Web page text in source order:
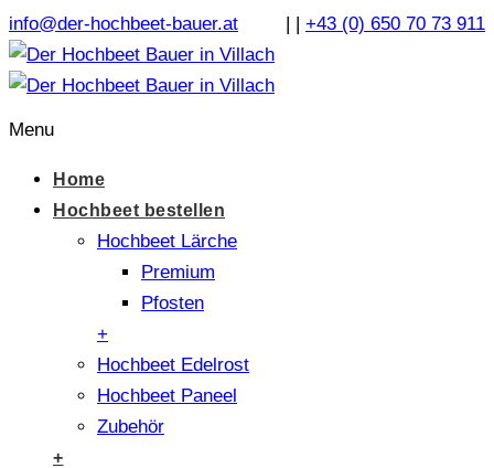
info@der-hochbeet-bauer.at | | +43 (0) 650 70 73 911
Menu
Home
Hochbeet bestellen
Hochbeet Lärche
Premium
Pfosten
+
Hochbeet Edelrost
Hochbeet Paneel
Zubehör
+